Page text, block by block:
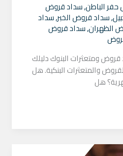
الباطن,سداد قروض
,سداد قروض الخبر,سداد
الظهران,سداد قروض
ومتعثرات البنوك دليلك
والمتعثرات البنكية. هل
هل